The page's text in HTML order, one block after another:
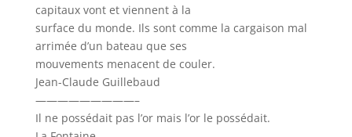
capitaux vont et viennent à la
surface du monde. Ils sont comme la cargaison mal
arrimée d’un bateau que ses
mouvements menacent de couler.
Jean-Claude Guillebaud
—————————–
Il ne possédait pas l’or mais l’or le possédait.